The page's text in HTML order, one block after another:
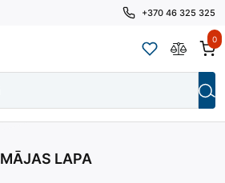
+370 46 325 325
0
MĀJAS LAPA